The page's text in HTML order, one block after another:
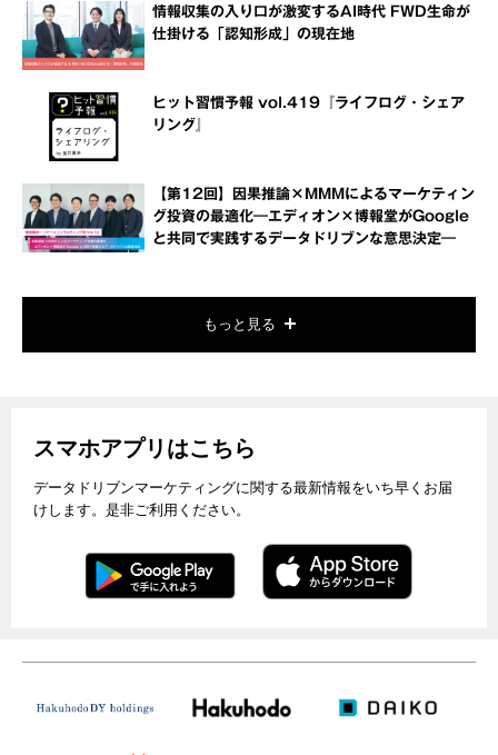
情報収集の入り口が激変するAI時代 FWD生命が
仕掛ける「認知形成」の現在地
ヒット習慣予報 vol.419『ライフログ・シェア
リング』
【第12回】因果推論×MMMによるマーケティン
グ投資の最適化―エディオン×博報堂がGoogle
と共同で実践するデータドリブンな意思決定―
もっと見る
スマホアプリはこちら
データドリブンマーケティングに関する最新情報をいち早くお届
けします。是非ご利用ください。